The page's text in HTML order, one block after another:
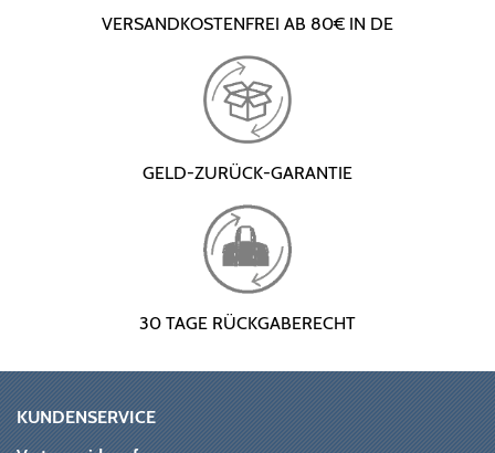
VERSANDKOSTENFREI AB 80€ IN DE
GELD-ZURÜCK-GARANTIE
30 TAGE RÜCKGABERECHT
KUNDENSERVICE